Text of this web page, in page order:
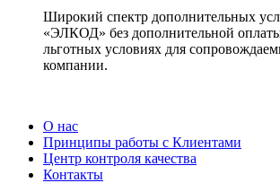
Широкий спектр дополнительных
«ЭЛКОД» без дополнительной
льготных условиях для
компании.
О нас
Принципы работы с Клиентами
Центр контроля качества
Контакты